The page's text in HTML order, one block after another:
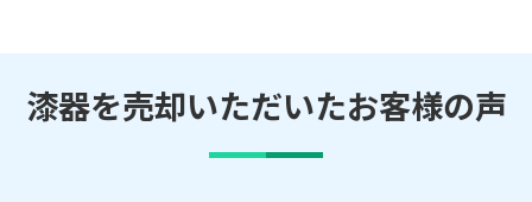
漆器を売却いただいたお客様の声